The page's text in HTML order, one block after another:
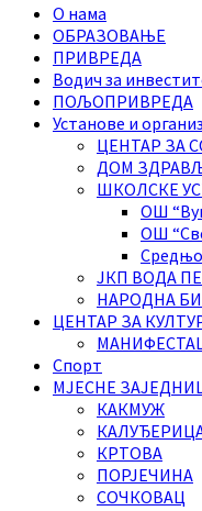
О нама
ОБРАЗОВАЊЕ
ПРИВРЕДА
Водич за
ПОЉОПРИВРЕДА
Установе и
ЦЕНТАР ЗА
ДОМ
ШКОЛСКЕ
ОШ
ОШ
ЈКП ВОДА
НАРОДНА
ЦЕНТАР ЗА
Спорт
МЈЕСНЕ
КАКМУЖ
КРТОВА
ПОРЈЕЧИНА
СОЧКОВАЦ